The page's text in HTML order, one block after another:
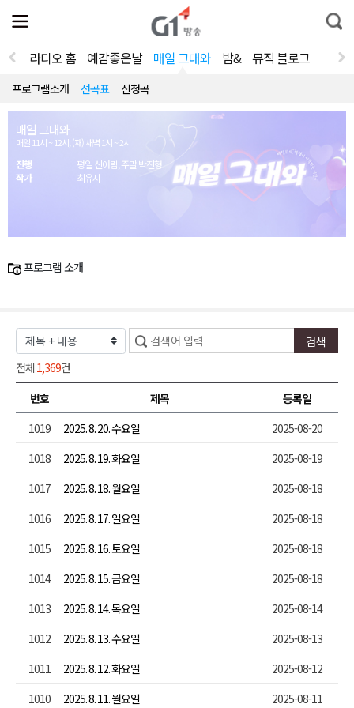
전
체
뉴
열
통
합
라디오 홈 예감좋은날 매일 그대와 밤& 뮤직 블로그
프로그램소개 선곡표 신청곡
매일 그대와
매일 11시 ~ 12시, (재) 새벽 1시 ~ 2시
진행
평일 신아림, 주말 박진형
작가
최유지
프로그램 소개
전체 1,369건
번호
제목
등록일
1019
2025. 8. 20. 수요일
2025-08-20
1018
2025. 8. 19. 화요일
2025-08-19
1017
2025. 8. 18. 월요일
2025-08-18
1016
2025. 8. 17. 일요일
2025-08-18
1015
2025. 8. 16. 토요일
2025-08-18
1014
2025. 8. 15. 금요일
2025-08-18
1013
2025. 8. 14. 목요일
2025-08-14
1012
2025. 8. 13. 수요일
2025-08-13
1011
2025. 8. 12. 화요일
2025-08-12
1010
2025. 8. 11. 월요일 2025-08-11